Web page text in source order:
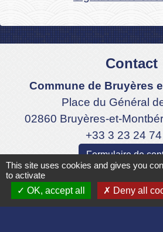
Contact
Commune de Bruyères
Place du Général
02860 Bruyères-et-
+33 3 23 24
Formulaire de
This site uses cookies and gives you
to activate
OK, accept all
Deny all